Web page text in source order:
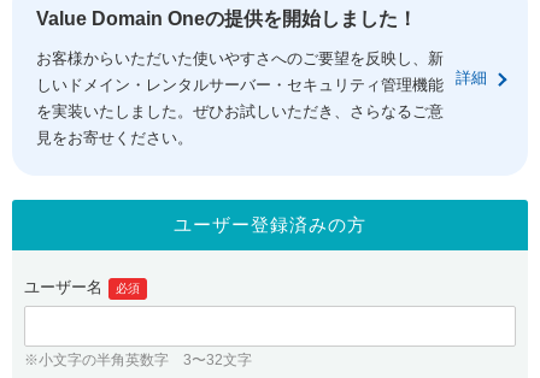
ドメイン移管
ドメイン価格一覧
ドメイン一括検索
.jpドメインオークション
gTLDオークション NEW!
.jpドメインバックオーダー
プレミアムドメイン
コアサーバー
バリューサーバー
XREA
セキュリティトップ
Value Domain ネットde診断
SSL証明書
サービストップ
お得意様割引
紹介制度
バリュードメインAPI
facebook
ログイン
従来のバリュードメインをご利用希望の方
ユーザー登録
Value Domain Oneの提供を開始しました！
お客様からいただいた使いやすさへのご要望を反映し、新
しいドメイン・レンタルサーバー・セキュリティ管理機能
を実装いたしました。ぜひお試しいただき、さらなるご意
見をお寄せください。
詳細
ユーザー登録済みの方
ユーザー名 必須
※小文字の半角英数字 3〜32文字